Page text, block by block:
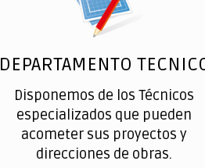
DEPARTAMENTO
Disponemos de los Técnicos
especializados que pueden
acometer sus proyectos y
direcciones de obras.